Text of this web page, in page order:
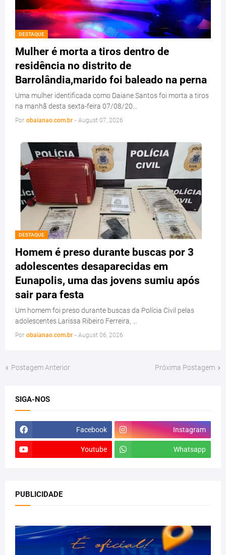
DESTAQUE
Mulher é morta a tiros dentro de
residência no distrito de
Barrolândia,marido foi baleado na perna
Uma mulher identificada como Daiane Santos foi morta a tiros
na manhã desta sexta-feira 07/08/20…
Por obaianao.com.br - August 07, 2026
DESTAQUE
Homem é preso durante buscas por 3
adolescentes desaparecidas em
Eunapolis, uma das jovens sumiu após
sair para festa
Um homem foi preso durante buscas da Polícia Civil pelas
adolescentes Larissa Ribeiro Ferreira, …
Por obaianao.com.br - August 06, 2026
Postagem Anterior Próxima Postagem
SIGA-NOS
Facebook Instagram
Youtube Whatsapp
PUBLICIDADE